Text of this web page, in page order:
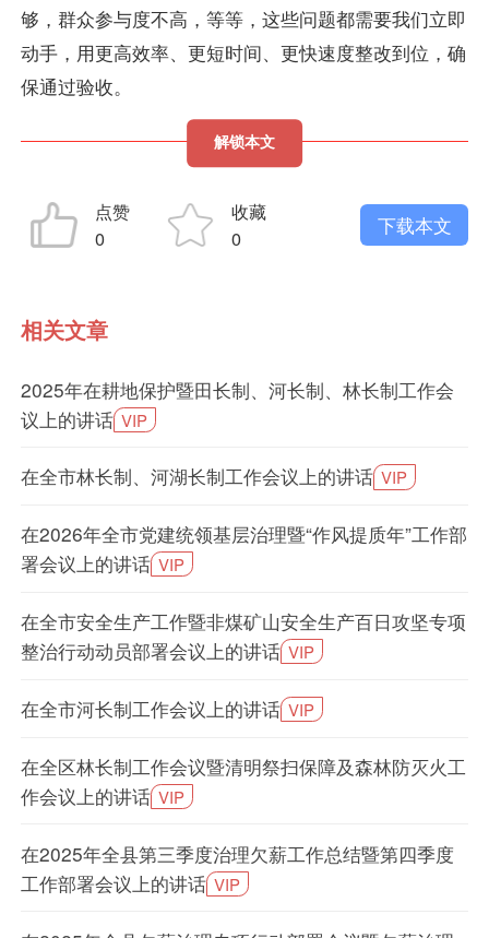
够，群众参与度不高，等等，这些问题都需要我们立即
动手，用更高效率、更短时间、更快速度整改到位，确
保通过验收。
解锁本文
点赞
0
收藏
0
下载本文
相关文章
2025年在耕地保护暨田长制、河长制、林长制工作会
议上的讲话 VIP
在全市林长制、河湖长制工作会议上的讲话 VIP
在2026年全市党建统领基层治理暨“作风提质年”工作部
署会议上的讲话 VIP
在全市安全生产工作暨非煤矿山安全生产百日攻坚专项
整治行动动员部署会议上的讲话 VIP
在全市河长制工作会议上的讲话 VIP
在全区林长制工作会议暨清明祭扫保障及森林防灭火工
作会议上的讲话 VIP
在2025年全县第三季度治理欠薪工作总结暨第四季度
工作部署会议上的讲话 VIP